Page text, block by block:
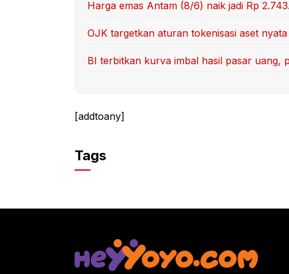
Harga emas Antam (8/6) naik jadi Rp
OJK targetkan aturan tokenisasi aset
BI terbitkan kurva imbal hasil pasar uang,
[addtoany]
Tags